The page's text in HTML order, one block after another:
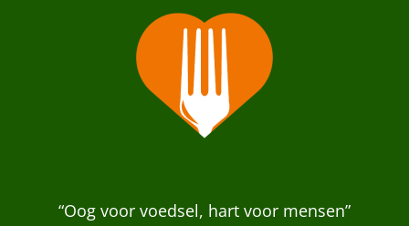
“Oog voor voedsel, hart voor mensen”